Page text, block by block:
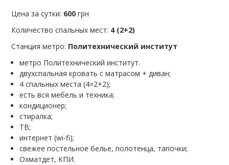
Цена за сутки: 600 грн
Количество спальных мест: 4 (2+2)
Станция метро: Политехнический институт
метро Политехнический институт.
двухспальная кровать с матрасом + диван;
4 спальных места (4=2+2);
есть вся мебель и техника;
кондиционер;
стиралка;
ТВ;
интернет (wi-fi);
свежее постельное белье, полотенца, тапочки;
Охматдет, КПИ.